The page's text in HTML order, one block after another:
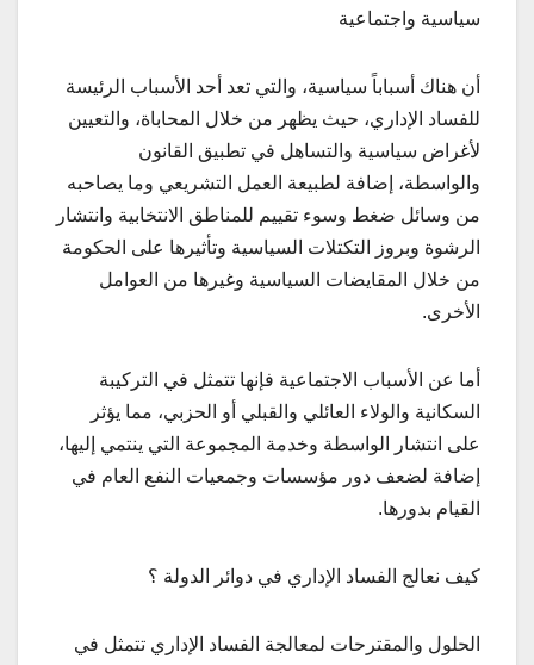
سياسية واجتماعية
أن هناك أسباباً سياسية، والتي تعد أحد الأسباب الرئيسة
للفساد الإداري، حيث يظهر من خلال المحاباة، والتعيين
لأغراض سياسية والتساهل في تطبيق القانون
والواسطة، إضافة لطبيعة العمل التشريعي وما يصاحبه
من وسائل ضغط وسوء تقييم للمناطق الانتخابية وانتشار
الرشوة وبروز التكتلات السياسية وتأثيرها على الحكومة
من خلال المقايضات السياسية وغيرها من العوامل
الأخرى.
أما عن الأسباب الاجتماعية فإنها تتمثل في التركيبة
السكانية والولاء العائلي والقبلي أو الحزبي، مما يؤثر
على انتشار الواسطة وخدمة المجموعة التي ينتمي إليها،
إضافة لضعف دور مؤسسات وجمعيات النفع العام في
القيام بدورها.
كيف نعالج الفساد الإداري في دوائر الدولة ؟
الحلول والمقترحات لمعالجة الفساد الإداري تتمثل في